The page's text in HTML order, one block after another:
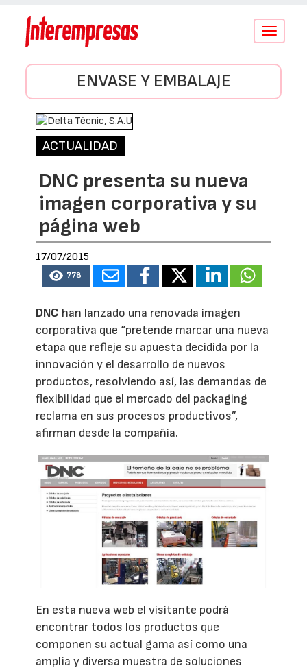
Conmutar
ENVASE Y EMBALAJE
ACTUALIDAD
DNC presenta su nueva
imagen corporativa y su
página web
17/07/2015
778
DNC han lanzado una renovada imagen
corporativa que “pretende marcar una nueva
etapa que refleje su apuesta decidida por la
innovación y el desarrollo de nuevos
productos, resolviendo así, las demandas de
flexibilidad que el mercado del packaging
reclama en sus procesos productivos”,
afirman desde la compañía.
En esta nueva web el visitante podrá
encontrar todos los productos que
componen su actual gama así como una
amplia y diversa muestra de soluciones